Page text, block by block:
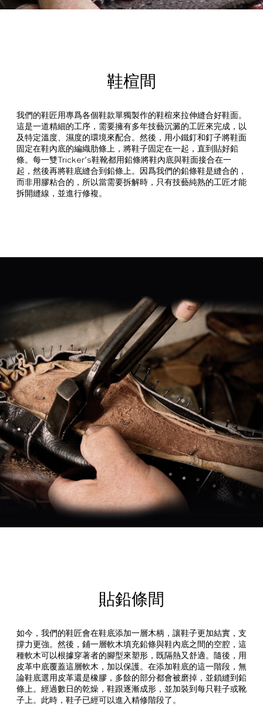
鞋楦間
我們的鞋匠用專爲各個鞋款單獨製作的鞋楦來拉伸縫合好鞋面。
這是一道精細的工序，需要擁有多年技藝沉澱的工匠來完成，以
及特定溫度、濕度的環境來配合。然後，用小鐵釘和釘子將鞋面
固定在鞋內底的編織肋條上，將鞋子固定在一起，直到貼好鉛
條。每一雙Tricker’s鞋靴都用鉛條將鞋內底與鞋面接合在一
起，然後再將鞋底縫合到鉛條上。因爲我們的鉛條鞋是縫合的，
而非用膠粘合的，所以當需要拆解時，只有技藝純熟的工匠才能
拆開縫線，並進行修複。
貼鉛條間
如今，我們的鞋匠會在鞋底添加一層木柄，讓鞋子更加結實，支
撐力更強。然後，鋪一層軟木填充鉛條與鞋內底之間的空腔，這
種軟木可以根據穿著者的腳型來塑形，既隔熱又舒適。隨後，用
皮革中底覆蓋這層軟木，加以保護。在添加鞋底的這一階段，無
論鞋底選用皮革還是橡膠，多餘的部分都會被磨掉，並鎖縫到鉛
條上。經過數日的乾燥，鞋跟逐漸成形，並加裝到每只鞋子或靴
子上。此時，鞋子已經可以進入精修階段了。